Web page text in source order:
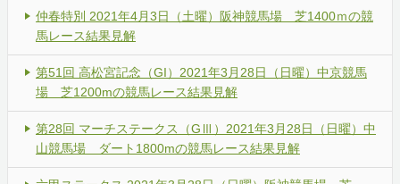
仲春特別 2021年4月3日（土曜）阪神競馬場 芝1400ｍの競
馬レース結果見解
第51回 高松宮記念（GI）2021年3月28日（日曜）中京競馬
場 芝1200mの競馬レース結果見解
第28回 マーチステークス（GⅢ）2021年3月28日（日曜）中
山競馬場 ダート1800mの競馬レース結果見解